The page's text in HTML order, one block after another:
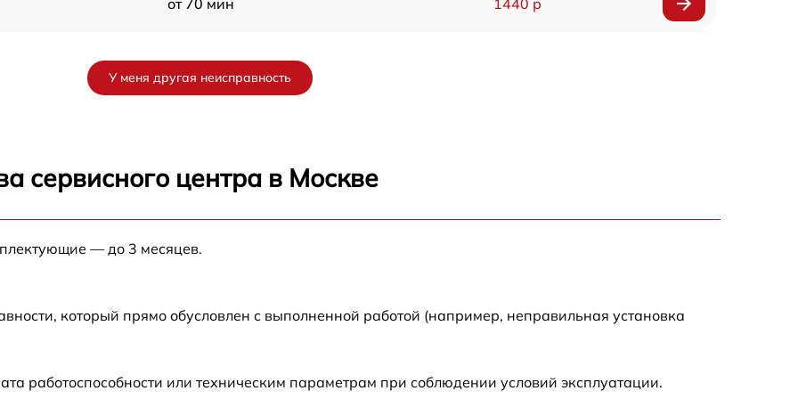
от 70 мин 1440 р
от 100 мин
У меня другая неисправность
сервисного центра в Москве
— до 3 месяцев.
который прямо обусловлен с выполненной работой (например, неправильная установка
работоспособности или техническим параметрам при соблюдении условий эксплуатации.